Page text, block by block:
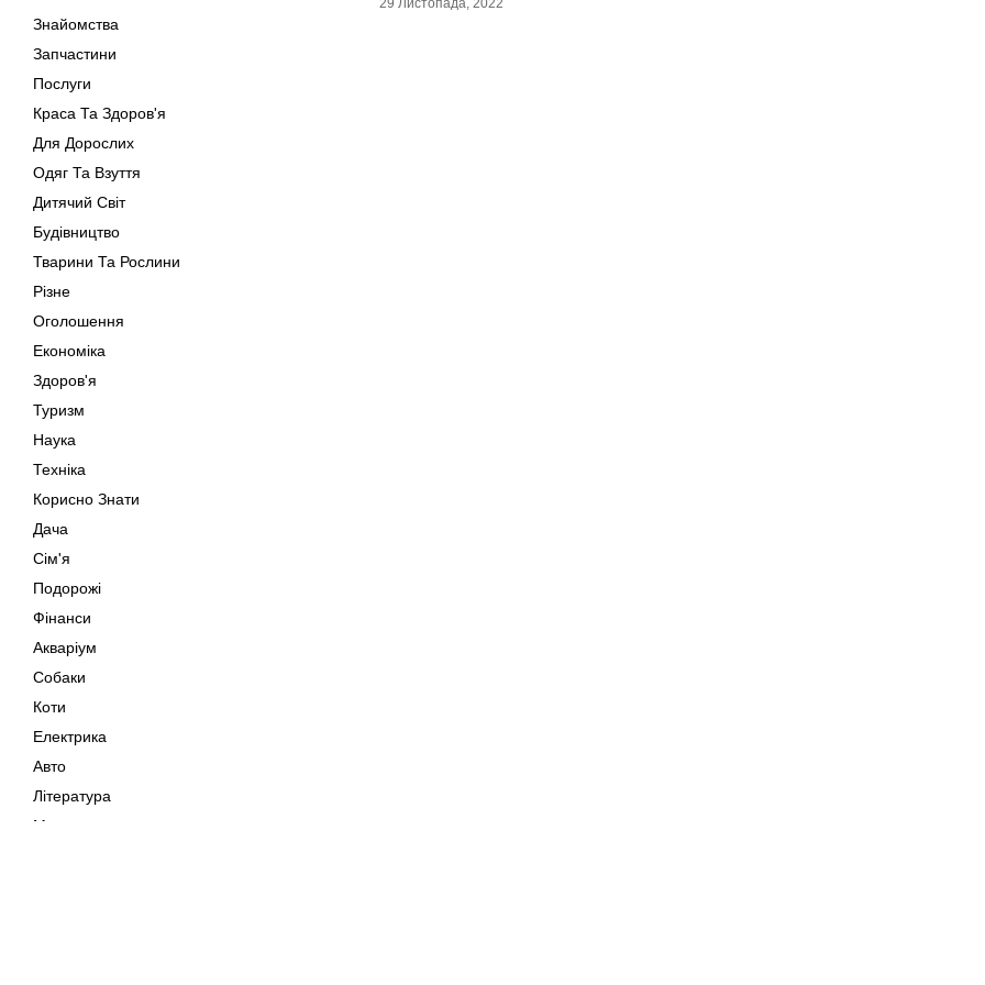
Знайомства
Запчастини
Послуги
Краса Та Здоров'я
Для Дорослих
Одяг Та Взуття
Дитячий Світ
Будівництво
Тварини Та Рослини
Різне
Оголошення
Економіка
Здоров'я
Туризм
Наука
Техніка
Корисно Знати
Дача
Сім'я
Подорожі
Фінанси
Акваріум
Собаки
Коти
Електрика
Авто
Література
Музика
29 Листопада, 2022